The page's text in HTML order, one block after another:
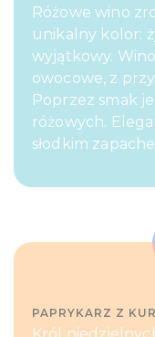
Różowe wino
unikalny kolor:
wyjątkowy.
owocowe, z
Poprzez smak
różowych.
słodkim
PAPRYKARZ Z